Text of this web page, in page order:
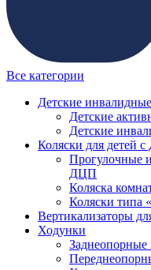
Все категории
Детские
Детские
Детские
Коляски для детей
Прогулочные
ДЦП
Коляска
Коляски типа
Вертикализаторы
Ходунки
Заднеопорные